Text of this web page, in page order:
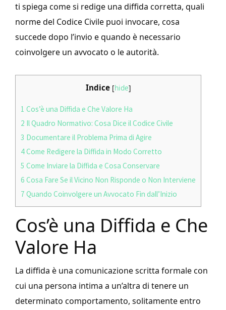
ti spiega come si redige una diffida corretta, quali
norme del Codice Civile puoi invocare, cosa
succede dopo l’invio e quando è necessario
coinvolgere un avvocato o le autorità.
Indice [hide]
1 Cos’è una Diffida e Che Valore Ha
2 Il Quadro Normativo: Cosa Dice il Codice Civile
3 Documentare il Problema Prima di Agire
4Come Redigere la Diffida in Modo Corretto
5 Come Inviare la Diffida e Cosa Conservare
6 Cosa Fare Se il Vicino Non Risponde o Non Interviene
7 Quando Coinvolgere un Avvocato Fin dall’Inizio
Cos’è una Diffida e Che
Valore Ha
La diffida è una comunicazione scritta formale con
cui una persona intima a un’altra di tenere un
determinato comportamento, solitamente entro